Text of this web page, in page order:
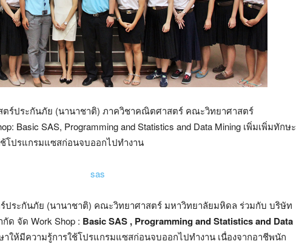
ร์ประกันภัย (นานาชาติ) ภาควิชาคณิตศาสตร์ คณะวิทยาศาสตร์
Basic SAS, Programming and Statistics and Data Mining เพิ่มเพิ่มทักษะ
โปรแกรมแซสก่อนจบออกไปทำงาน
ประกันภัย (นานาชาติ) คณะวิทยาศาสตร์ มหาวิทยาลัยมหิดล ร่วมกับ บริษัท
ด จัด Work Shop : Basic SAS , Programming and Statistics and Data
ให้มีความรู้การใช้โปรแกรมแซสก่อนจบออกไปทำงาน เนื่องจากอาชีพนัก